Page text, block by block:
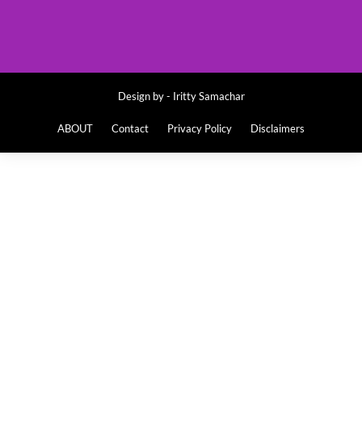
Design by - Iritty Samachar
ABOUT Contact Privacy Policy Disclaimers